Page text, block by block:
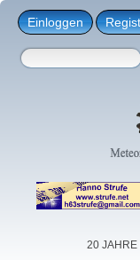
Einloggen
20 JAHRE